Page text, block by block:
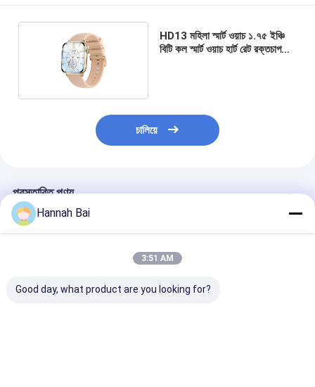
HD13 মহিলা স্মার্ট ওয়াচ ১.৭৫ ইঞ্চি
বিটি কল স্মার্ট ওয়াচ হার্ট রেট রক্তচাপ
চালিয়ে
প্রস্তাবিত পণ্য
Hannah Bai
3:51 AM
Good day, what product are you looking for?